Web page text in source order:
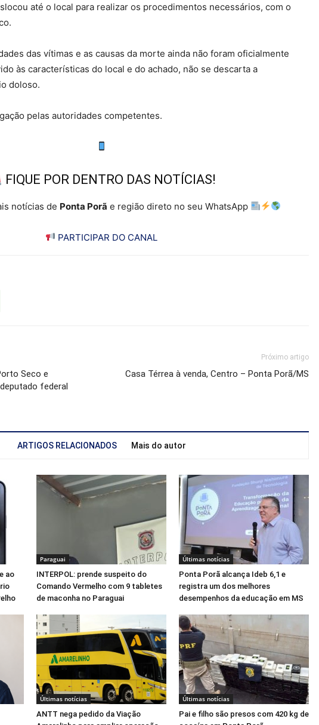
até o local para realizar os procedimentos necessários, com o
das vítimas e as causas da morte ainda não foram oficialmente
às características do local e do achado, não se descarta a
doloso.
pelas autoridades competentes.
FIQUE POR DENTRO DAS NOTÍCIAS!
notícias de Ponta Porã e região direto no seu WhatsApp
PARTICIPAR DO CANAL
Seco e
federal
Próximo artigo
Casa Térrea à venda, Centro – Ponta Porã/MS
ARTIGOS RELACIONADOS Mais do autor
ao
Paraguai
INTERPOL: prende suspeito do
Comando Vermelho com 9 tabletes
de maconha no Paraguai
Últimas notícias
Ponta Porã alcança Ideb 6,1 e
registra um dos melhores
desempenhos da educação em MS
Últimas notícias
ANTT nega pedido da Viação
Últimas notícias
Pai e filho são presos com 420 kg de